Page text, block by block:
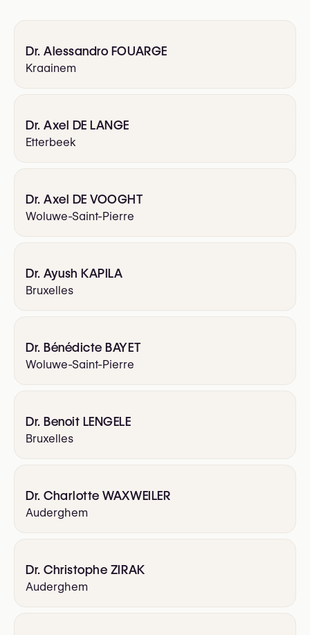
Dr. Alessandro FOUARGE
Kraainem
Dr. Axel DE LANGE
Etterbeek
Dr. Axel DE VOOGHT
Woluwe-Saint-Pierre
Dr. Ayush KAPILA
Bruxelles
Dr. Bénédicte BAYET
Woluwe-Saint-Pierre
Dr. Benoit LENGELE
Bruxelles
Dr. Charlotte WAXWEILER
Auderghem
Dr. Christophe ZIRAK
Auderghem